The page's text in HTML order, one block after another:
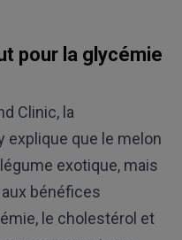
pour la glycémie
Clinic, la
explique que le melon
exotique, mais
bénéfices
le cholestérol et